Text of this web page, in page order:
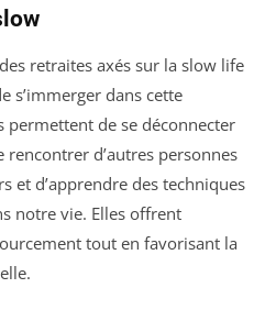
retraites axés sur la slow life
s’immerger dans cette
permettent de se déconnecter
d’autres personnes
et d’apprendre des techniques
notre vie. Elles offrent
tout en favorisant la